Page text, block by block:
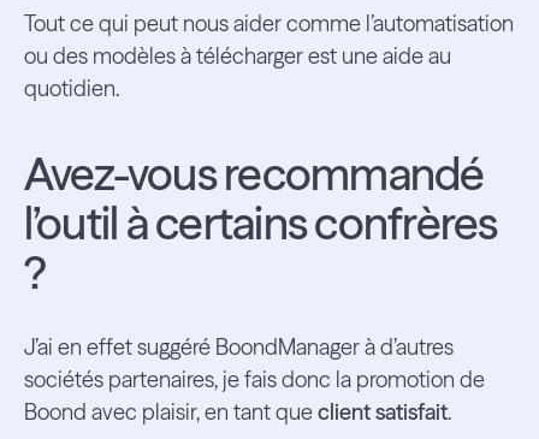
Tout ce qui peut nous aider comme l’automatisation
ou des modèles à télécharger est une aide au
quotidien.
Avez-vous recommandé
l’outil à certains confrères
?
J’ai en effet suggéré BoondManager à d’autres
sociétés partenaires, je fais donc la promotion de
Boond avec plaisir, en tant queclient satisfait.